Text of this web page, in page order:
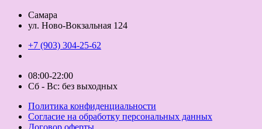
Самара
ул. Ново-Вокзальная 124
+7 (903) 304-25-62
08:00-22:00
Сб - Вс: без выходных
Политика конфиденциальности
Согласие на обработку персональных данных
Договор оферты